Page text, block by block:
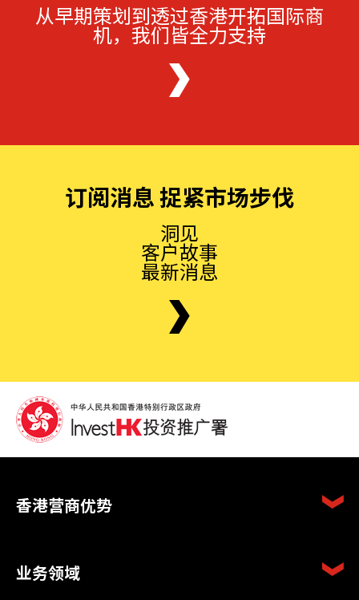
从早期策划到透过香港开拓国际商
机，我们皆全力支持
订阅消息 捉紧市场步伐
洞见
客户故事
最新消息
香港营商优势
业务领域